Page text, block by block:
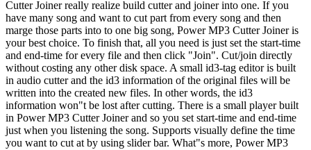
Cutter Joiner really realize build cutter and joiner into one. If you
have many song and want to cut part from every song and then
marge those parts into to one big song, Power MP3 Cutter Joiner is
your best choice. To finish that, all you need is just set the start-time
and end-time for every file and then click "Join". Cut/join directly
without costing any other disk space. A small id3-tag editor is built
in audio cutter and the id3 information of the original files will be
written into the created new files. In other words, the id3
information won"t be lost after cutting. There is a small player built
in Power MP3 Cutter Joiner and so you set start-time and end-time
just when you listening the song. Supports visually define the time
you want to cut at by using slider bar. What"s more, Power MP3